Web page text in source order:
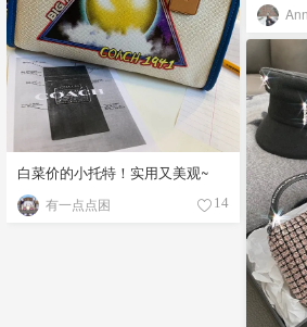
白菜价的小托特！实用又美观~
有一点点困 14